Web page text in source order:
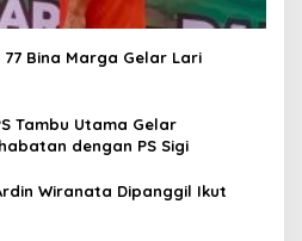
77 Bina Marga Gelar Lari
Tambu Utama Gelar
dengan PS Sigi
Wiranata Dipanggil Ikut